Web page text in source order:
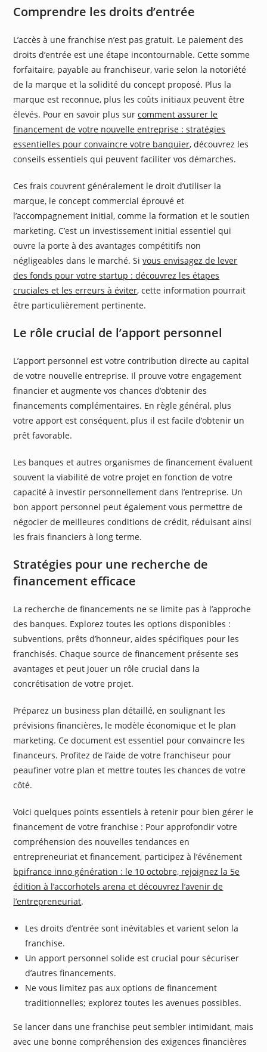
Comprendre les droits d’entrée
L’accès à une franchise n’est pas gratuit. Le paiement des
droits d’entrée est une étape incontournable. Cette somme
forfaitaire, payable au franchiseur, varie selon la notoriété
de la marque et la solidité du concept proposé. Plus la
marque est reconnue, plus les coûts initiaux peuvent être
élevés. Pour en savoir plus surcomment assurer le
financement de votre nouvelle entreprise : stratégies
essentielles pour convaincre votre banquier, découvrez les
conseils essentiels qui peuvent faciliter vos démarches.
Ces frais couvrent généralement le droit d’utiliser la
marque, le concept commercial éprouvé et
l’accompagnement initial, comme la formation et le soutien
marketing. C’est un investissement initial essentiel qui
ouvre la porte à des avantages compétitifs non
négligeables dans le marché. Sivous envisagez de lever
des fonds pour votre startup : découvrez les étapes
cruciales et les erreurs à éviter, cette information pourrait
être particulièrement pertinente.
Le rôle crucial de l’apport personnel
L’apport personnel est votre contribution directe au capital
de votre nouvelle entreprise. Il prouve votre engagement
financier et augmente vos chances d’obtenir des
financements complémentaires. En règle général, plus
votre apport est conséquent, plus il est facile d’obtenir un
prêt favorable.
Les banques et autres organismes de financement évaluent
souvent la viabilité de votre projet en fonction de votre
capacité à investir personnellement dans l’entreprise. Un
bon apport personnel peut également vous permettre de
négocier de meilleures conditions de crédit, réduisant ainsi
les frais financiers à long terme.
Stratégies pour une recherche de
financement efficace
La recherche de financements ne se limite pas à l’approche
des banques. Explorez toutes les options disponibles :
subventions, prêts d’honneur, aides spécifiques pour les
franchisés. Chaque source de financement présente ses
avantages et peut jouer un rôle crucial dans la
concrétisation de votre projet.
Préparez un business plan détaillé, en soulignant les
prévisions financières, le modèle économique et le plan
marketing. Ce document est essentiel pour convaincre les
financeurs. Profitez de l’aide de votre franchiseur pour
peaufiner votre plan et mettre toutes les chances de votre
côté.
Voici quelques points essentiels à retenir pour bien gérer le
financement de votre franchise : Pour approfondir votre
compréhension des nouvelles tendances en
entrepreneuriat et financement, participez à l’événement
bpifrance inno génération : le 10 octobre, rejoignez la 5e
édition à l’accorhotels arena et découvrez l’avenir de
l’entrepreneuriat.
Les droits d’entrée sont inévitables et varient selon la
franchise.
Un apport personnel solide est crucial pour sécuriser
d’autres financements.
Ne vous limitez pas aux options de financement
traditionnelles; explorez toutes les avenues possibles.
Se lancer dans une franchise peut sembler intimidant, mais
avec une bonne compréhension des exigences financières